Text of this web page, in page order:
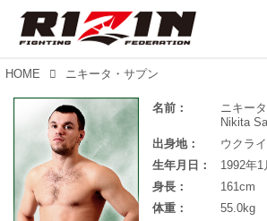
HOME ニキータ・サプン
名前：
ニキー
Nikita
出身地：
ウクラ
生年月日：
1992年1
身長：
161cm
体重：
55.0kg